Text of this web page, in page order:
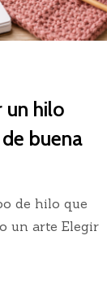
un hilo
buena
de hilo que
un arte Elegir